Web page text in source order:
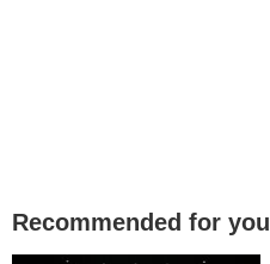
Recommended for you